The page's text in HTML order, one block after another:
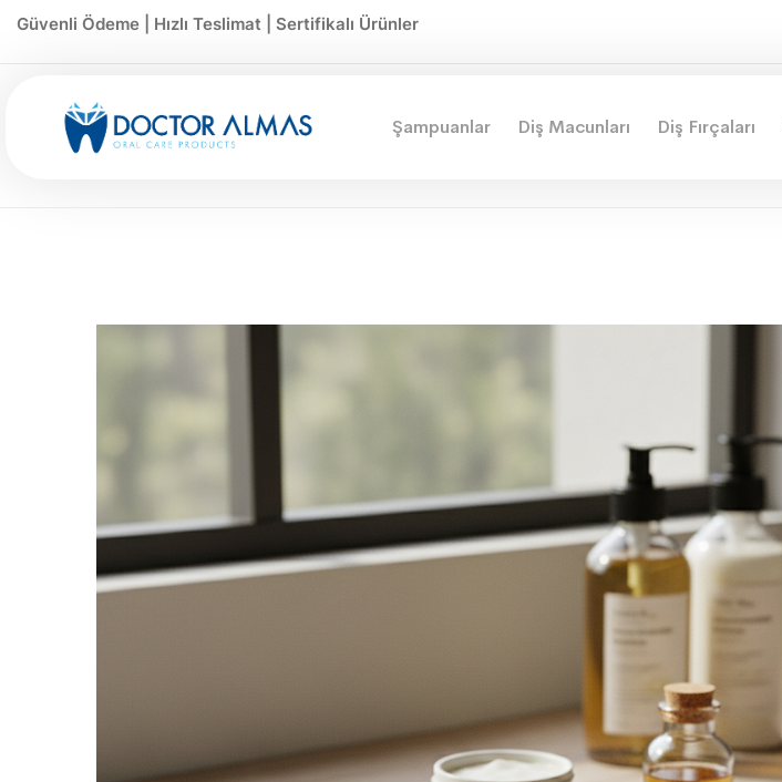
Güvenli Ödeme | Hızlı Teslimat | Sertifikalı Ürünler
Şampuanlar Diş Macunları Diş Fırçaları